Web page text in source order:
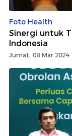
Foto Health
Sinergi untuk
Indonesia
Jumat, 08 Mar 2024